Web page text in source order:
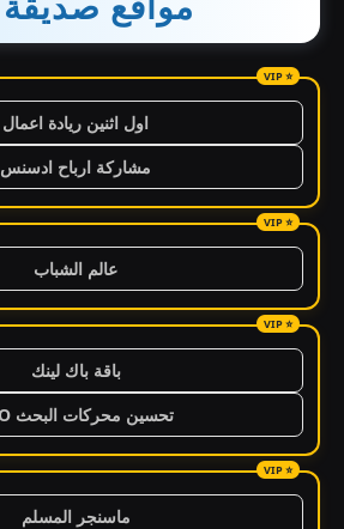
اول اثنين ريادة اعمال
مشاركة ارباح ادسنس
عالم الشباب
باقة باك لينك
تحسين محركات البحث SEO
ماسنجر المسلم